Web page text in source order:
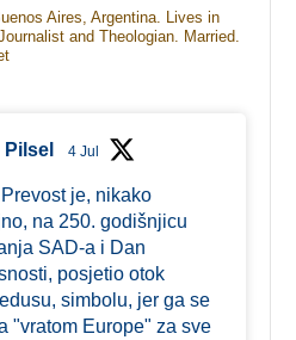
Aires, Argentina. Lives in
and Theologian. Married.
4 Jul
je, nikako
na 250. godišnjicu
SAD-a i Dan
posjetio otok
simbolu, jer ga se
"vratom Europe" za sve